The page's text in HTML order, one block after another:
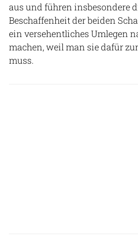
aus und führen insbesondere
Beschaffenheit der beiden
ein versehentliches Umlegen
machen, weil man sie dafür
muss.